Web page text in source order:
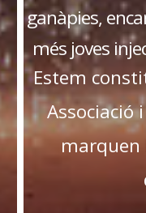
ganàpies,
més joves
​Estem
Associació
marquen